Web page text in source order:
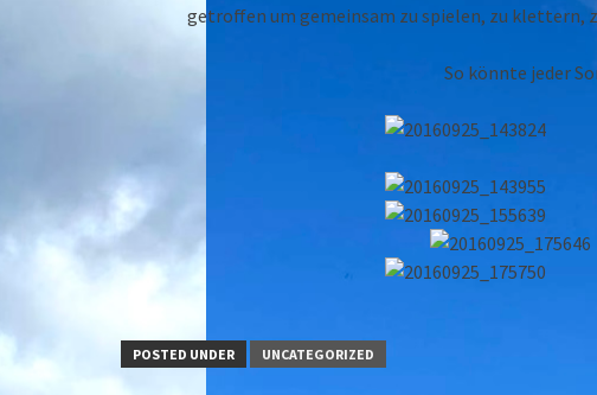
getroffen um gemeinsam zu spielen, zu klettern,
So könnte jeder
POSTED UNDER UNCATEGORIZED